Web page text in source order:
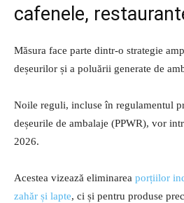
cafenele,
Măsura face parte dintr-o strategie
deșeurilor și a poluării generate de
Noile reguli, incluse în regulamentul
deșeurile de ambalaje (PPWR), vor
2026.
Acestea vizează eliminarea porțiilor
zahăr și lapte, ci și pentru produse